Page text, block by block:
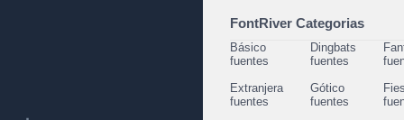
FontRiver Categorias
Básico
fuentes
Dingbats
fuentes
Extranjera
fuentes
Gótico
fuentes